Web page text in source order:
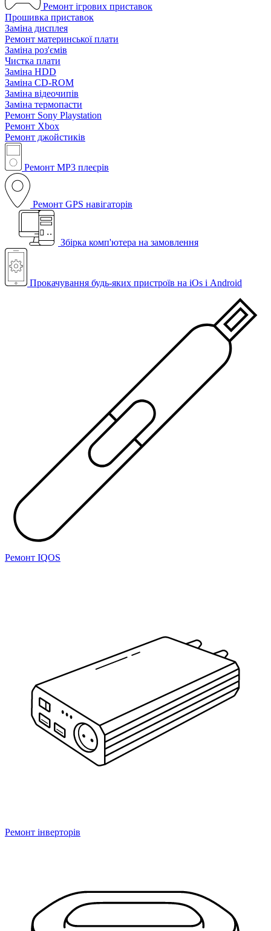
Ремонт ігрових приставок
Прошивка приставок
Заміна дисплея
Ремонт материнської плати
Заміна роз'ємів
Чистка плати
Заміна HDD
Заміна CD-ROM
Заміна відеочипів
Заміна термопасти
Ремонт Sony Playstation
Ремонт Xbox
Ремонт джойстиків
Ремонт MP3 плеєрів
Ремонт GPS навігаторів
Збірка комп'ютера на замовлення
Прокачування будь-яких пристроїв на iOs і Android
Ремонт IQOS
Ремонт інверторів